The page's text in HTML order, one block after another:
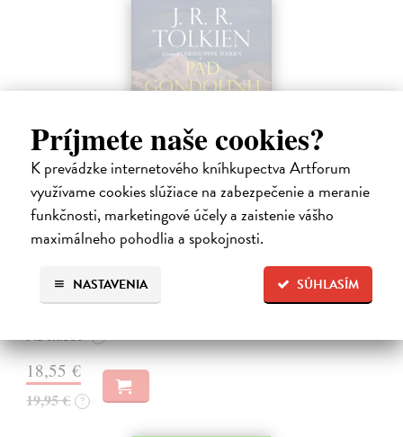
Príjmete naše cookies?
K prevádzke internetového kníhkupectva Artforum
využívame cookies slúžiace na zabezpečenie a meranie
funkčnosti, marketingové účely a zaistenie vášho
maximálneho pohodlia a spokojnosti.
SÚHLASÍM
NASTAVENIA
Pád Gondolinu
Legenda o páde Gondolinu hovorí o boji dvoch najväčších mocností
sveta. Zlo predstavuje Morgoth, najhorší zo všetkých, vodca
Na sklade ?
18,55 €
19,95 € ?